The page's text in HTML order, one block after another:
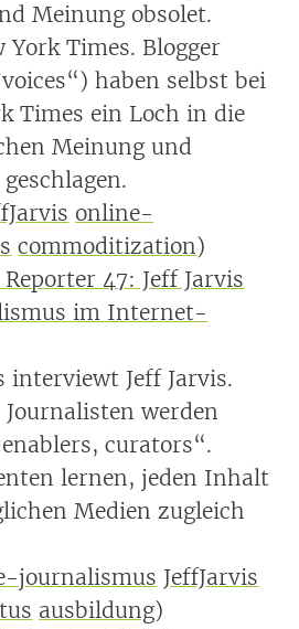
Meinung obsolet.
York Times. Blogger
haben selbst bei
Times ein Loch in die
Meinung und
online-
commoditization)
47: Jeff Jarvis
im Internet-
interviewt Jeff Jarvis.
Journalisten werden
curators“.
lernen, jeden Inhalt
Medien zugleich
journalismus JeffJarvis
ausbildung)